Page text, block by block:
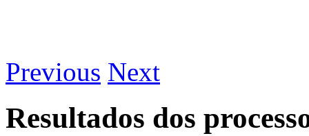
Previous Next
Resultados dos